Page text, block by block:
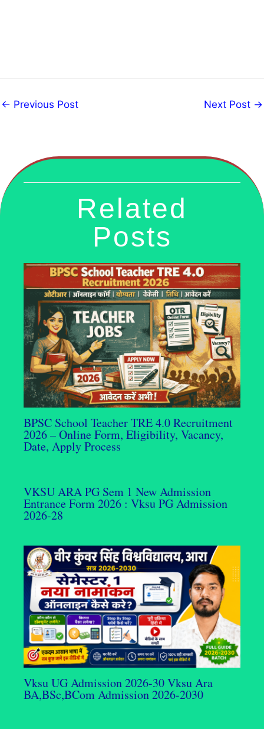
← Previous Post Next Post →
Related
Posts
BPSC School Teacher TRE 4.0 Recruitment
2026 – Online Form, Eligibility, Vacancy,
Date, Apply Process
VKSU ARA PG Sem 1 New Admission
Entrance Form 2026 : Vksu PG Admission
2026-28
Vksu UG Admission 2026-30 Vksu Ara
BA,BSc,BCom Admission 2026-2030